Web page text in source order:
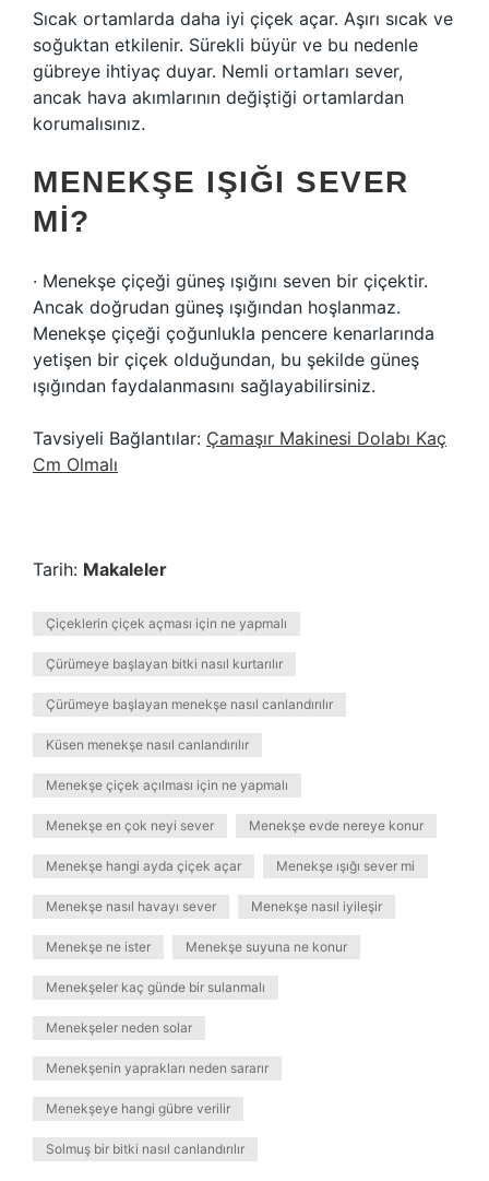
Sıcak ortamlarda daha iyi çiçek açar. Aşırı sıcak ve
soğuktan etkilenir. Sürekli büyür ve bu nedenle
gübreye ihtiyaç duyar. Nemli ortamları sever,
ancak hava akımlarının değiştiği ortamlardan
korumalısınız.
MENEKŞE IŞIĞI SEVER
MI?
· Menekşe çiçeği güneş ışığını seven bir çiçektir.
Ancak doğrudan güneş ışığından hoşlanmaz.
Menekşe çiçeği çoğunlukla pencere kenarlarında
yetişen bir çiçek olduğundan, bu şekilde güneş
ışığından faydalanmasını sağlayabilirsiniz.
Tavsiyeli Bağlantılar: Çamaşır Makinesi Dolabı Kaç
Cm Olmalı
Tarih: Makaleler
Çiçeklerin çiçek açması için ne yapmalı
Çürümeye başlayan bitki nasıl kurtarılır
Çürümeye başlayan menekşe nasıl canlandırılır
Küsen menekşe nasıl canlandırılır
Menekşe çiçek açılması için ne yapmalı
Menekşe en çok neyi sever Menekşe evde nereye konur
Menekşe hangi ayda çiçek açar Menekşe ışığı sever mi
Menekşe nasıl havayı sever Menekşe nasıl iyileşir
Menekşe ne ister Menekşe suyuna ne konur
Menekşeler kaç günde bir sulanmalı
Menekşeler neden solar
Menekşenin yaprakları neden sararır
Menekşeye hangi gübre verilir
Solmuş bir bitki nasıl canlandırılır